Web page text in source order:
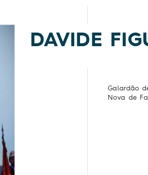
DAVIDE
Galardão
Nova de